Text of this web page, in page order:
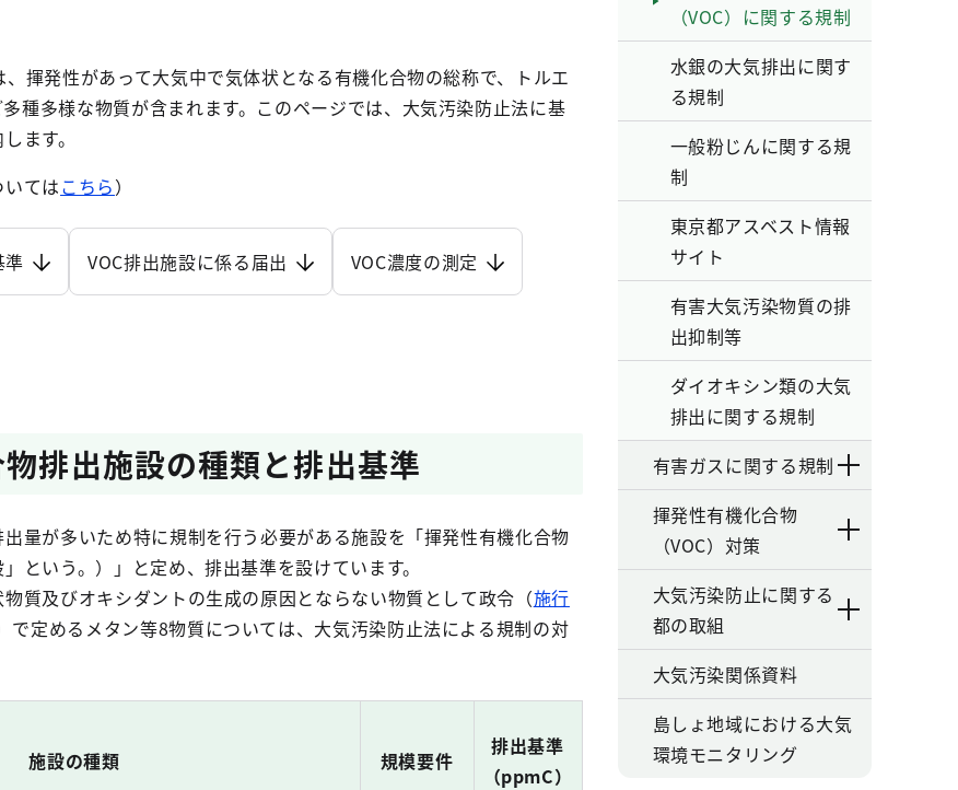
、揮発性があって大気中で気体状となる有機化合物の総称で、トルエ
種多様な物質が含まれます。このページでは、大気汚染防止法に基
ます。
いてはこちら）
準 VOC排出施設に係る届出 VOC濃度の測定
排出施設の種類と排出基準
量が多いため特に規制を行う必要がある施設を「揮発性有機化合物
という。）」と定め、排出基準を設けています。
質及びオキシダントの生成の原因とならない物質として政令（施行
で定めるメタン等8物質については、大気汚染防止法による規制の対
施設の種類 規模要件
排出基準
（ppmC）
（VOC）に関する規制
水銀の大気排出に関す
る規制
一般粉じんに関する規
制
東京都アスベスト情報
サイト
有害大気汚染物質の排
出抑制等
ダイオキシン類の大気
排出に関する規制
有害ガスに関する規制
揮発性有機化合物
（VOC）対策
大気汚染防止に関する
都の取組
大気汚染関係資料
島しょ地域における大気
環境モニタリング